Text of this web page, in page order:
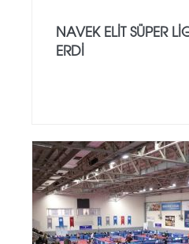
NAVEK ELIT SÜPER
ERDI